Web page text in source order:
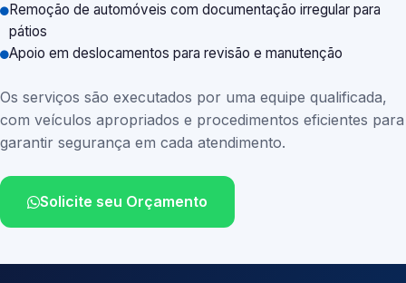
Remoção de automóveis com documentação irregular para
pátios
Apoio em deslocamentos para revisão e manutenção
Os serviços são executados por uma equipe qualificada,
com veículos apropriados e procedimentos eficientes para
garantir segurança em cada atendimento.
Solicite seu Orçamento